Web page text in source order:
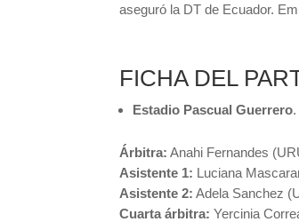
aseguró la DT de Ecuador.
FICHA DEL
Estadio Pascual Guerrero.
Árbitra: Anahi Fernandes
Asistente 1: Luciana
Asistente 2: Adela Sanchez
Cuarta árbitra: Yercinia